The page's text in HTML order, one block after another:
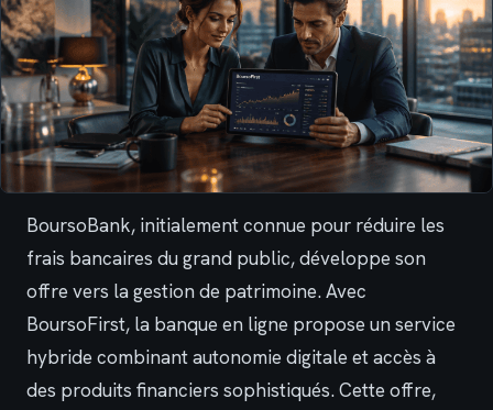
BoursoBank, initialement connue pour réduire les
frais bancaires du grand public, développe son
offre vers la gestion de patrimoine. Avec
BoursoFirst, la banque en ligne propose un service
hybride combinant autonomie digitale et accès à
des produits financiers sophistiqués. Cette offre,